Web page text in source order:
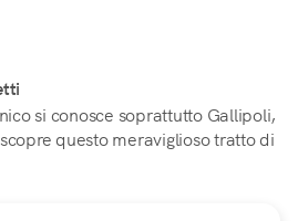
si conosce soprattutto Gallipoli,
questo meraviglioso tratto di